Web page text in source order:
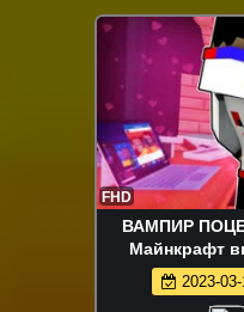
FHD
ВАМПИР
Майнкрафт
ВАМПИР
2023-